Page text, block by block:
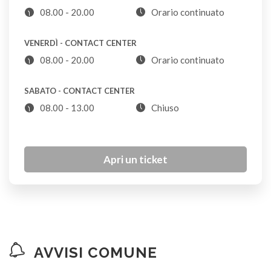
S
P
VL
U
08.00 - 20.00 Orario continuato
VENERDÌ - CONTACT CENTER
08.00 - 20.00 Orario continuato
SABATO - CONTACT CENTER
08.00 - 13.00 Chiuso
Apri un ticket
AVVISI COMUNE